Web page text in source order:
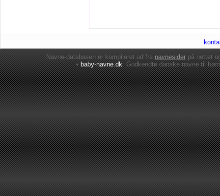
Navne-databasen er kompileret ud franavnesiderpå nettet
•baby-navne.dk: Godkendte danskenavne til børn